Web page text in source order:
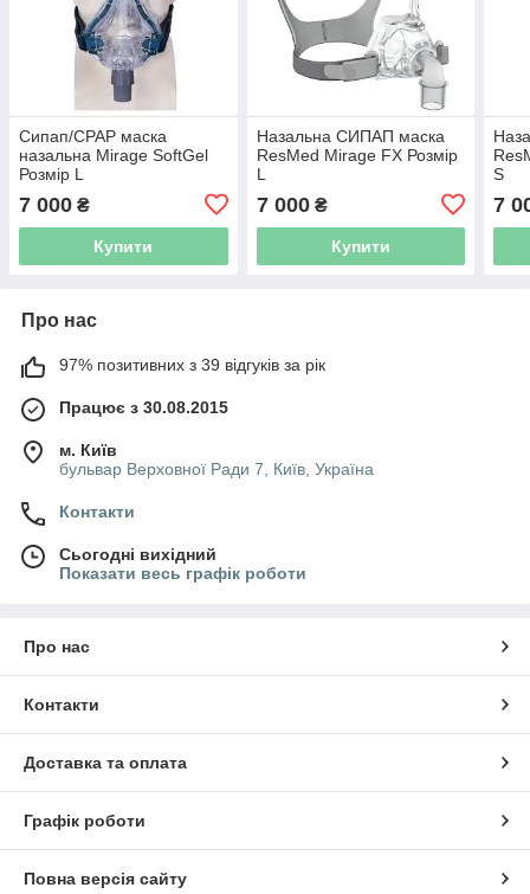
Сипап/CPAP маска
назальна Mirage SoftGel
Розмір L
7 000 ₴
Купити
Назальна СИПАП маска
ResMed Mirage FX Розмір
L
7 000₴
Купити
S
7
Про нас
97% позитивних з 39 відгуків за рік
Працює з 30.08.2015
м. Київ
бульвар Верховної Ради 7, Київ, Україна
Контакти
Сьогодні вихідний
Показати весь графік роботи
Про нас
Контакти
Доставка та оплата
Графік роботи
Повна версія сайту